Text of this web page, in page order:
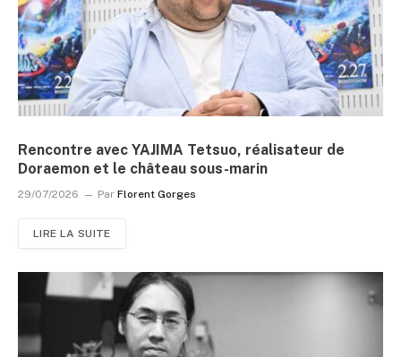
Rencontre avec YAJIMA Tetsuo, réalisateur de
Doraemon et le château sous-marin
29/07/2026 Par Florent Gorges
LIRE LA SUITE